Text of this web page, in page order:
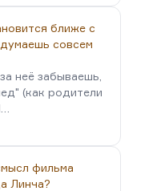
удерживать
(по…
ближе с
совсем
неё забываешь,
(как родители
фильма
Линча?